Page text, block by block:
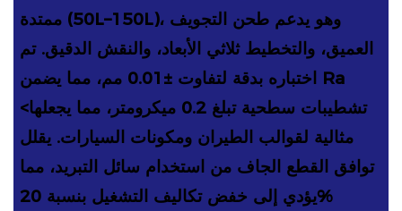
ممتدة (50L–150L)، وهو يدعم طحن التجويف
العميق، والتخطيط ثلاثي الأبعاد، والنقش الدقيق. تم
اختباره بدقة لتفاوت ±0.01 مم، مما يضمن Ra
<تشطيبات سطحية تبلغ 0.2 ميكرومتر، مما يجعلها
مثالية لقوالب الطيران ومكونات السيارات. يقلل
توافق القطع الجاف من استخدام سائل التبريد، مما
يؤدي إلى خفض تكاليف التشغيل بنسبة 20%